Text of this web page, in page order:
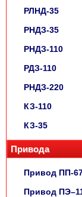
РЛНД-35
РНДЗ-35
РНДЗ-110
РДЗ-110
РНДЗ-220
КЗ-110
КЗ-35
Привода
Привод ПП-
Привод